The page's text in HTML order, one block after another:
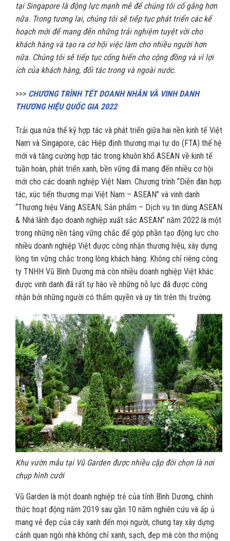
tại Singapore là động lực mạnh mẽ để chúng tôi cố gắng hơn
nữa. Trong tương lai, chúng tôi sẽ tiếp tục phát triển các kế
hoạch mới để mang đến những trải nghiệm tuyệt vời cho
khách hàng và tạo ra cơ hội việc làm cho nhiều người hơn
nữa. Chúng tôi sẽ tiếp tục cống hiến cho cộng đồng và vì lợi
ích của khách hàng, đối tác trong và ngoài nước.
>>> CHƯƠNG TRÌNH TẾT DOANH NHÂN VÀ VINH DANH
THƯƠNG HIỆU QUỐC GIA 2022
Trải qua nửa thế kỷ hợp tác và phát triển giữa hai nền kinh tế Việt
Nam và Singapore, các Hiệp định thương mại tự do (FTA) thế hệ
mới và tăng cường hợp tác trong khuôn khổ ASEAN về kinh tế
tuần hoàn, phát triển xanh, bền vững đã mang đến nhiều cơ hội
mới cho các doanh nghiệp Việt Nam. Chương trình “Diễn đàn hợp
tác, xúc tiến thương mại Việt Nam – ASEAN” và vinh danh
“Thương hiệu Vàng ASEAN; Sản phẩm – Dịch vụ tin dùng ASEAN
& Nhà lãnh đạo doanh nghiệp xuất sắc ASEAN” năm 2022 là một
trong những nền tảng vững chắc để góp phần tạo động lực cho
nhiều doanh nghiệp Việt được công nhận thương hiệu, xây dựng
lòng tin vững chắc trong lòng khách hàng. Không chỉ riêng công
ty TNHH Vũ Bình Dương mà còn nhiều doanh nghiệp Việt khác
được vinh danh đã rất tự hào về những nỗ lực đã được công
nhận bởi những người có thẩm quyền và uy tín trên thị trường.
Khu vườn mẫu tại Vũ Garden được nhiều cặp đôi chọn là nơi
chụp hình cưới
Vũ Garden là một doanh nghiệp trẻ của tỉnh Bình Dương, chính
thức hoạt động năm 2019 sau gần 10 năm nghiên cứu và ấp ủ
mang vẻ đẹp của cây xanh đến mọi người, chung tay xây dựng
cảnh quan ngôi nhà không chỉ xanh, sạch, đẹp mà còn thơ mộng